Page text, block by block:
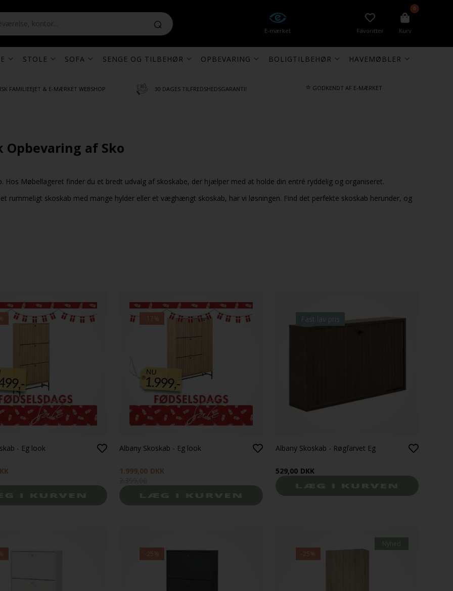
E-mærket Favoritter
0
Kurv
STOLE SOFA SENGE OG TILBEHØR OPBEVARING BOLIGTILBEHØR HAVEMØBLER
FAMILIEEJET & E-MÆRKET WEBSHOP 30 DAGES TILFREDSHEDSGARANTI! ⭐ GODKENDT AF E-MÆRKET
Opbevaring af Sko
Møbellageret finder du et bredt udvalg af skoskabe, der hjælper med at holde din entré ryddelig og organiseret.
rummeligt skoskab med mange hylder eller et væghængt skoskab, har vi løsningen. Find det perfekte skoskab herunder, og
- Eg look
-17%
Albany Skoskab - Eg look
1.999,00 DKK
Fast lav pris
Albany Skoskab - Røgfarvet Eg
529,00 DKK
-25%
-25%